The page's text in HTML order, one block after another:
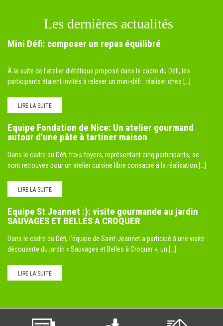
Les dernières actualités
Mini Défi: composer un repas équilibré
À la suite de l'atelier diététique proposé dans le cadre du Défi, les
participants étaient invités à relever un mini-défi : réaliser chez [...]
LIRE LA SUITE
Equipe Fondation de Nice: Un atelier gourmand
autour d'une pâte à tartiner maison
Dans le cadre du Défi, trois foyers, représentant cinq participants, se
sont retrouvés pour un atelier cuisine libre consacré à la réalisation [...]
LIRE LA SUITE
Equipe St Jeannet :): visite gourmande au jardin
SAUVAGES ET BELLES A CROQUER
Dans le cadre du Défi, l'équipe de Saint-Jeannet a participé à une visite
découverte du jardin « Sauvages et Belles à Croquer », un [...]
LIRE LA SUITE